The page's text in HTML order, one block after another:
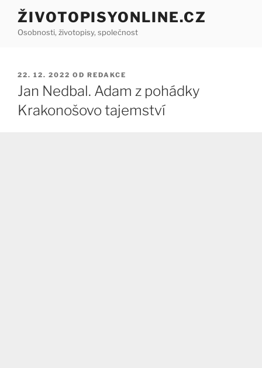
Přejít
obsahu
ŽIVOTOPISYONLINE.CZ
Osobnosti, životopisy, společnost
PUBLIKOVÁNO
22. 12. 2022 OD REDAKCE
Jan Nedbal. Adam z pohádky
Krakonošovo tajemství